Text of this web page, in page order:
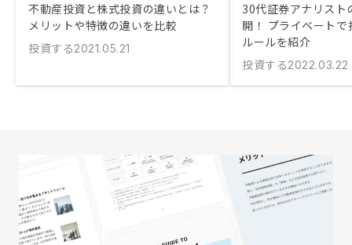
不動産投資と株式投資の違いとは？
メリットや特徴の違いを比較
投資する2021.05.21
30代証券アナリスト
開！ プライベート
ルールを紹介
投資する2022.03.22